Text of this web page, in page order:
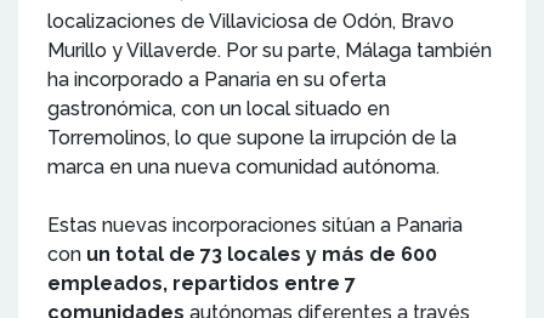
localizaciones de Villaviciosa de Odón, Bravo
Murillo y Villaverde. Por su parte, Málaga también
ha incorporado a Panaria en su oferta
gastronómica, con un local situado en
Torremolinos, lo que supone la irrupción de la
marca en una nueva comunidad autónoma.
Estas nuevas incorporaciones sitúan a Panaria
con un total de 73 locales y más de 600
empleados, repartidos entre 7
comunidades autónomas diferentes a través